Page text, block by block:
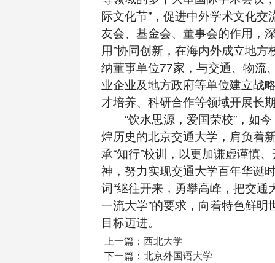
际文化节”，促进中外学术文化交
友会、基金会、董事会的作用，
用”协同创新，在海内外成立地方
纳董事单位77家，与交通、物流
业企业及地方政府等单位建立战
才培养、科研合作等领域开展长
“饮水思源，爱国荣校”，如今
煌历史的北京交通大学，肩负着
承“知行”校训，以更加谦虚谨慎
神，努力实现交通大学百年华诞
词“继往开来，勇攀高峰，把交通
一流大学”的要求，向着特色鲜明
目标迈进。
上一篇： 西北大学
下一篇： 北京外国语大学